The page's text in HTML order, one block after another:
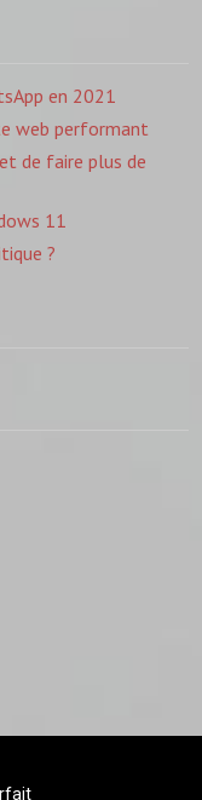
en 2021
web performant
de faire plus de
11
?